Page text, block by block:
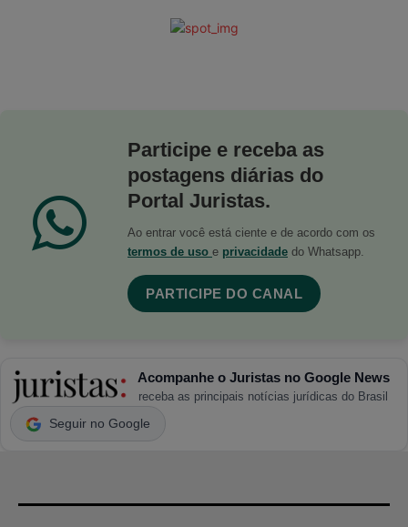
Participe e receba as
postagens diárias do
Portal Juristas.
Ao entrar você está ciente e de acordo com os
termos de uso e privacidade do Whatsapp.
PARTICIPE DO CANAL
Acompanhe o Juristas no Google News
receba as principais notícias jurídicas do Brasil
Seguir no Google